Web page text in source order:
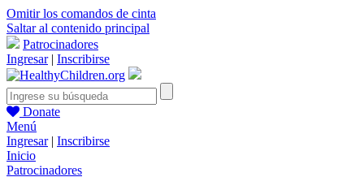
Omitir los comandos de cinta
Saltar al contenido principal
Patrocinadores
Ingresar| Inscribirse
Donate
Menú
Ingresar| Inscribirse
Inicio
Patrocinadores